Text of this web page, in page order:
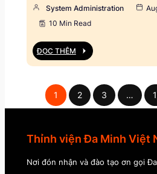
System Administration
10 Min Read
ĐỌC THÊM
1 2 3 …
Thỉnh viện Đa Minh Việt
Nơi đón nhận và đào tạo ơn gọi